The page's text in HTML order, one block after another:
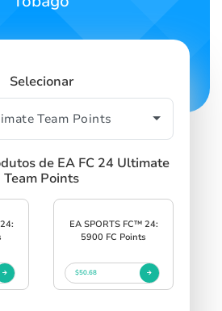
Selecionar
de EA FC 24 Ultimate
Team Points
EA SPORTS FC™ 24:
5900 FC Points
$50.68